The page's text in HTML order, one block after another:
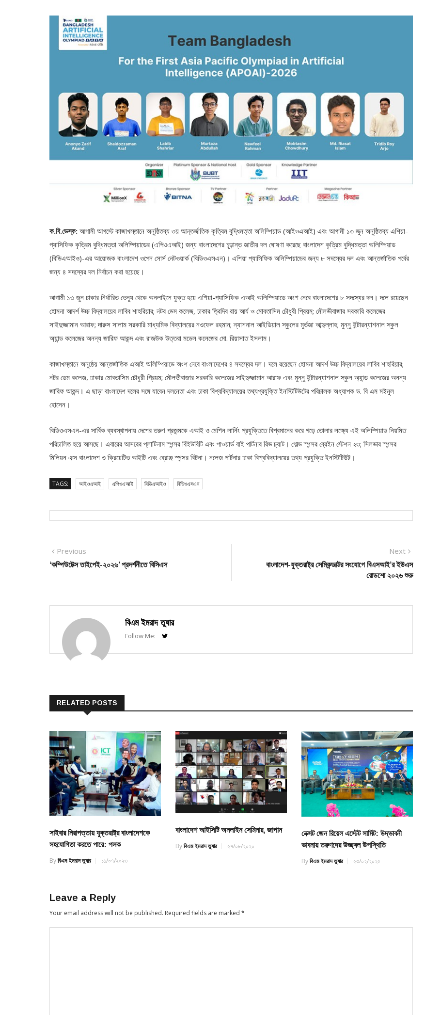
ক.বি.ডেস্ক:আগামী আগস্টে কাজাখস্তানে অনুষ্ঠিতব্য ৩য় আন্তর্জাতিক কৃত্রিম বুদ্ধিমত্তা অলিম্পিয়াড (আইওএআই) এবং আগামী ১৩ জুন অনুষ্ঠিতব্য এশিয়া-
প্যাসিফিক কৃত্রিম বুদ্ধিমত্তা অলিম্পিয়াডের (এপিওএআই) জন্য বাংলাদেশের চূড়ান্ত জাতীয় দল ঘোষণা করেছে বাংলাদেশ কৃত্রিম বুদ্ধিমত্তা অলিম্পিয়াড
(বিডিএআইও)-এর আয়োজক বাংলাদেশ ওপেন সোর্স নেটওয়ার্ক (বিডিওএসএন)। এশিয়া প্যাসিফিক অলিম্পিয়াডের জন্য ৮ সদস্যের দল এবং আন্তর্জাতিক পর্বের
জন্য ৪ সদস্যের দল নির্বাচন করা হয়েছে।
আগামী ১৩ জুন ঢাকার নির্ধারিত ভেন্যু থেকে অনলাইনে যুক্ত হয়ে এশিয়া-প্যাসিফিক এআই অলিম্পিয়াডে অংশ নেবে বাংলাদেশের ৮ সদস্যের দল। দলে রয়েছেন
হোমনা আদর্শ উচ্চ বিদ্যালয়ের লাবিব শাহরিয়ার; নটর ডেম কলেজ, ঢাকার ত্রিদিব রায় আর্য ও মোবতাসিম চৌধুরী প্রিয়ম; মৌলভীবাজার সরকারি কলেজের
সাইদুজ্জামান আরাফ; দারুস সালাম সরকারি মাধ্যমিক বিদ্যালয়ের নওফেল রহমান; ন্যাশনাল আইডিয়াল স্কুলের মুর্তজা আব্দুল্লাহ; মুন্নু ইন্টারন্যাশনাল স্কুল
অ্যান্ড কলেজের অনন্য জারিফ আকন্দ এবং রাজউক উত্তরা মডেল কলেজের মো. রিয়াসাত ইসলাম।
কাজাখস্তানে অনুষ্ঠেয় আন্তর্জাতিক এআই অলিম্পিয়াডে অংশ নেবে বাংলাদেশের ৪ সদস্যের দল। দলে রয়েছেন হোমনা আদর্শ উচ্চ বিদ্যালয়ের লাবিব শাহরিয়ার;
নটর ডেম কলেজ, ঢাকার মোবতাসিম চৌধুরী প্রিয়ম; মৌলভীবাজার সরকারি কলেজের সাইদুজ্জামান আরাফ এবং মুন্নু ইন্টারন্যাশনাল স্কুল অ্যান্ড কলেজের অনন্য
জারিফ আকন্দ। এ ছাড়া বাংলাদেশ দলের সঙ্গে যাবেন দলনেতা এবং ঢাকা বিশ্ববিদ্যালয়ের তথ্যপ্রযুক্তি ইনস্টিটিউটের পরিচালক অধ্যাপক ড. বি এম মইনুল
হোসেন।
বিডিওএসএন-এর সার্বিক ব্যবস্থাপনায় দেশের তরুণ প্রজন্মকে এআই ও মেশিন লার্নিং প্রযুক্তিতে বিশ্বমানের করে গড়ে তোলার লক্ষ্যে এই অলিম্পিয়াড নিয়মিত
পরিচালিত হয়ে আসছে। এবারের আসরের প্লাটিনাম স্পন্সর বিইউবিটি এবং পাওয়ার্ড বাই পার্টনার রিভ চ্যাট। গোল্ড স্পন্সর ব্রেইন স্টেশন ২৩; সিলভার স্পন্সর
মিলিয়ন এক্স বাংলাদেশ ও ক্রিয়েটিভ আইটি এবং ব্রোঞ্জ স্পন্সর বিটনা। নলেজ পার্টনার ঢাকা বিশ্ববিদ্যালয়ের তথ্য প্রযুক্তি ইনস্টিটিউট।
TAGS: আইওএআই এপিওএআই বিডিএআইও বিডিওএসএন
Post
navigation
Previous
post:
‘কম্পিউটেক্স তাইপেই-২০২৬’ প্রদর্শনীতে বিসিএস
Next
post:
বাংলাদেশ-যুক্তরাষ্ট্র সেমিকন্ডাক্টর সংযোগে বিএসআই’র ইউএস
রোডশো ২০২৬ শুরু
বিএম ইমরাদ তুষার
Follow Me:
RELATED POSTS
সাইবার নিরাপত্তায় যুক্তরাষ্ট্র বাংলাদেশকে
সহযোগিতা করতে পারে: পলক
Byবিএম ইমরাদ তুষার ১১/০৭/২০২৩
বাংলাদেশ আইসিটি অনলাইন সেমিনার, জাপান
Byবিএম ইমরাদ তুষার ২৭/০৮/২০২০
নেক্সট জেন রিয়েল এস্টেট সামিট: উদ্ভাবনী
ভাবনায় তরুণদের উজ্জ্বল উপস্থিতি
Byবিএম ইমরাদ তুষার ২৩/০২/২০২৫
Leave a Reply
Your email address will not be published. Required fields are marked*